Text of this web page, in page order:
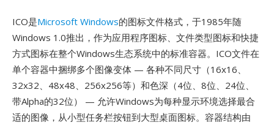
ICO是Microsoft Windows的图标文件格式，于1985年随
Windows 1.0推出，作为应用程序图标、文件类型图标和快捷
方式图标在整个Windows生态系统中的标准容器。ICO文件在
单个容器中捆绑多个图像变体 — 各种不同尺寸（16x16、
32x32、48x48、256x256等）和色深（4位、8位、24位、
带Alpha的32位） — 允许Windows为每种显示环境选择最合
适的图像，从小型任务栏按钮到大型桌面图标。容器结构由